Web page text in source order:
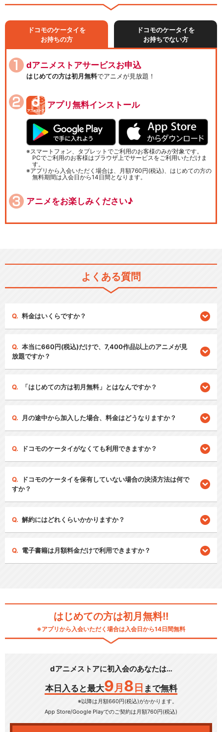
ドコモのケータイを
お持ちの方
ドコモのケータイを
お持ちでない方
dアニメストアサービスお申込
はじめての方は初月無料でアニメが見放題！
アプリ無料インストール
スマートフォン、タブレットでご利用のお客様のみが対象です。
PCでご利用のお客様はブラウザ上でサービスをご利用いただけま
す。
アプリから入会いただく場合は、月額760円(税込)、はじめての方の
無料期間は入会日から14日間となります。
アニメをお楽しみください♪
よくある質問
料金はいくらですか？
本当に660円(税込)だけで、7,400作品以上のアニメが見
放題ですか？
「はじめての方は初月無料」とはなんですか？
月の途中から加入した場合、料金はどうなりますか？
ドコモのケータイがなくても利用できますか？
ドコモのケータイを保有していない場合の決済方法は何で
すか？
解約にはどれくらいかかりますか？
電子書籍は月額料金だけで利用できますか？
はじめての方は初月無料!!
※アプリから入会いただく場合は入会日から14日間無料
dアニメストアに初入会のあなたは…
本日入ると最大9 月 8 日 まで無料
※以降は月額660円(税込)がかかります。
App Store/Google Playでのご契約は月額760円(税込)